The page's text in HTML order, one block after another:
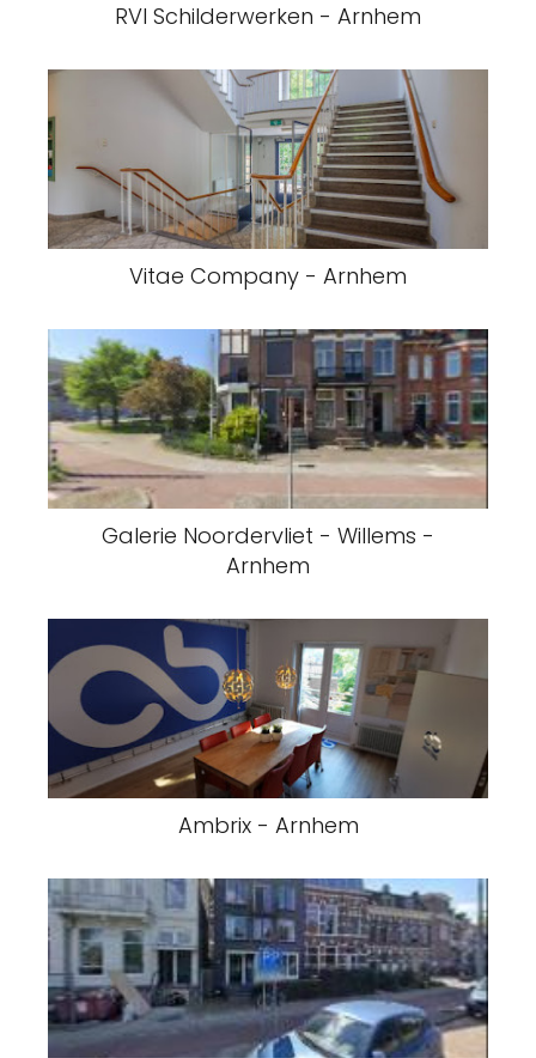
RVI Schilderwerken - Arnhem
Vitae Company - Arnhem
Galerie Noordervliet - Willems -
Arnhem
Ambrix - Arnhem